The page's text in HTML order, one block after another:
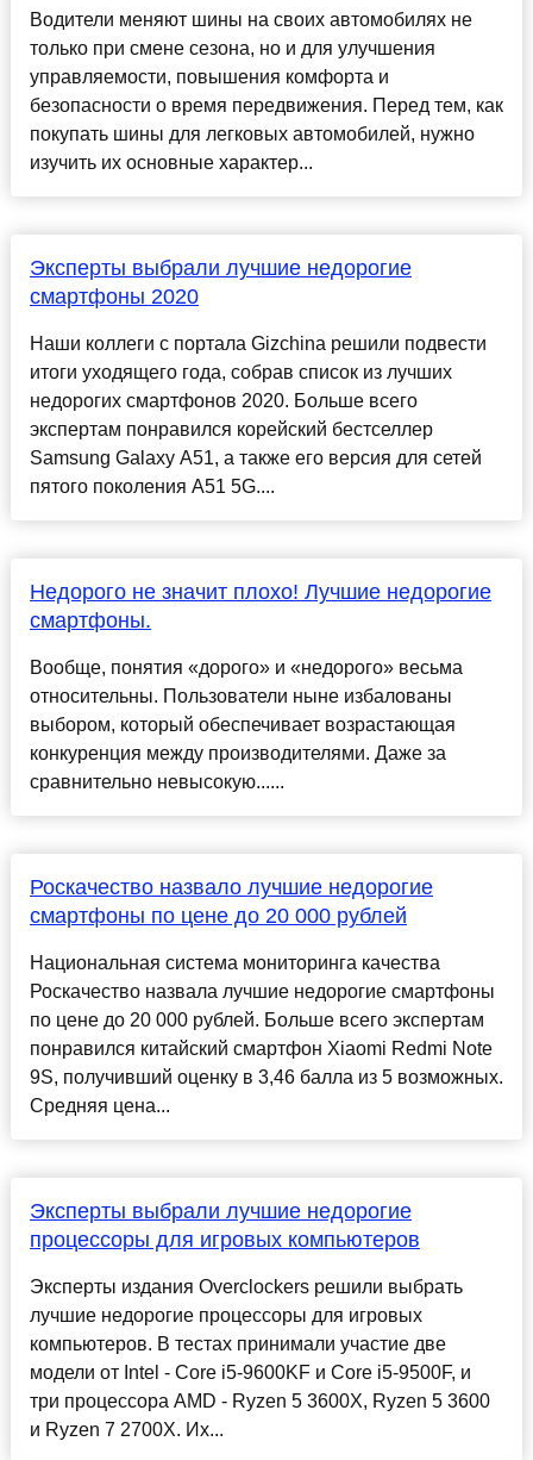
Водители меняют шины на своих автомобилях не
только при смене сезона, но и для улучшения
управляемости, повышения комфорта и
безопасности о время передвижения. Перед тем, как
покупать шины для легковых автомобилей, нужно
изучить их основные характер...
Эксперты выбрали лучшие недорогие
смартфоны 2020
Наши коллеги с портала Gizchina решили подвести
итоги уходящего года, собрав список из лучших
недорогих смартфонов 2020. Больше всего
экспертам понравился корейский бестселлер
Samsung Galaxy A51, а также его версия для сетей
пятого поколения A51 5G....
Недорого не значит плохо! Лучшие недорогие
смартфоны.
Вообще, понятия «дорого» и «недорого» весьма
относительны. Пользователи ныне избалованы
выбором, который обеспечивает возрастающая
конкуренция между производителями. Даже за
сравнительно невысокую......
Роскачество назвало лучшие недорогие
смартфоны по цене до 20 000 рублей
Национальная система мониторинга качества
Роскачество назвала лучшие недорогие смартфоны
по цене до 20 000 рублей. Больше всего экспертам
понравился китайский смартфон Xiaomi Redmi Note
9S, получивший оценку в 3,46 балла из 5 возможных.
Средняя цена...
Эксперты выбрали лучшие недорогие
процессоры для игровых компьютеров
Эксперты издания Overclockers решили выбрать
лучшие недорогие процессоры для игровых
компьютеров. В тестах принимали участие две
модели от Intel - Core i5-9600KF и Core i5-9500F, и
три процессора AMD - Ryzen 5 3600X, Ryzen 5 3600
и Ryzen 7 2700X. Их...